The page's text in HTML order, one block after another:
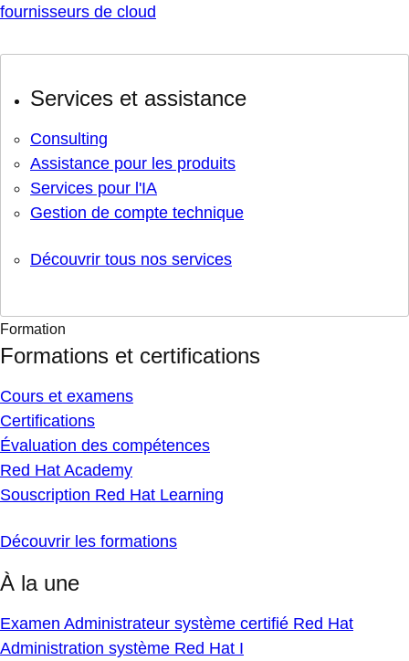
fournisseurs de cloud
Services et assistance
Consulting
Assistance pour les produits
Services pour l'IA
Gestion de compte technique
Découvrir tous nos services
Formation
Formations et certifications
Cours et examens
Certifications
Évaluation des compétences
Red Hat Academy
Souscription Red Hat Learning
Découvrir les formations
À la une
Examen Administrateur système certifié Red Hat
Administration système Red Hat I